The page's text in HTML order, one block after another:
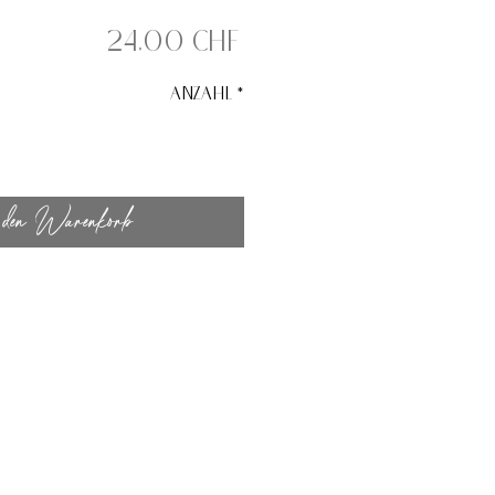
24,00 CHF
Anzahl *
Warenkorb